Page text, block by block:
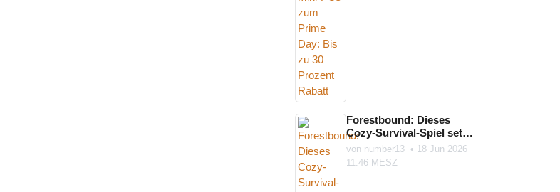
Forestbound: Dieses
Cozy-Survival-Spiel setzt
auf Karte, Kompass und
die ...
von number13 • 18 Jun 2026
11:46 MESZ